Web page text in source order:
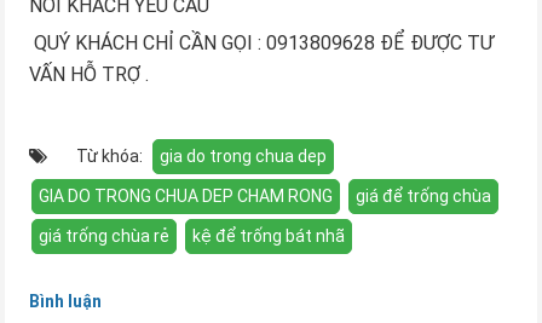
NƠI KHÁCH YÊU CẦU
QUÝ KHÁCH CHỈ CẦN GỌI : 0913809628 ĐỂ ĐƯỢC TƯ
VẤN HỖ TRỢ .
Từ khóa: gia do trong chua dep
GIA DO TRONG CHUA DEP CHAM RONG giá để trống chùa
giá trống chùa rẻ kệ để trống bát nhã
Bình luận